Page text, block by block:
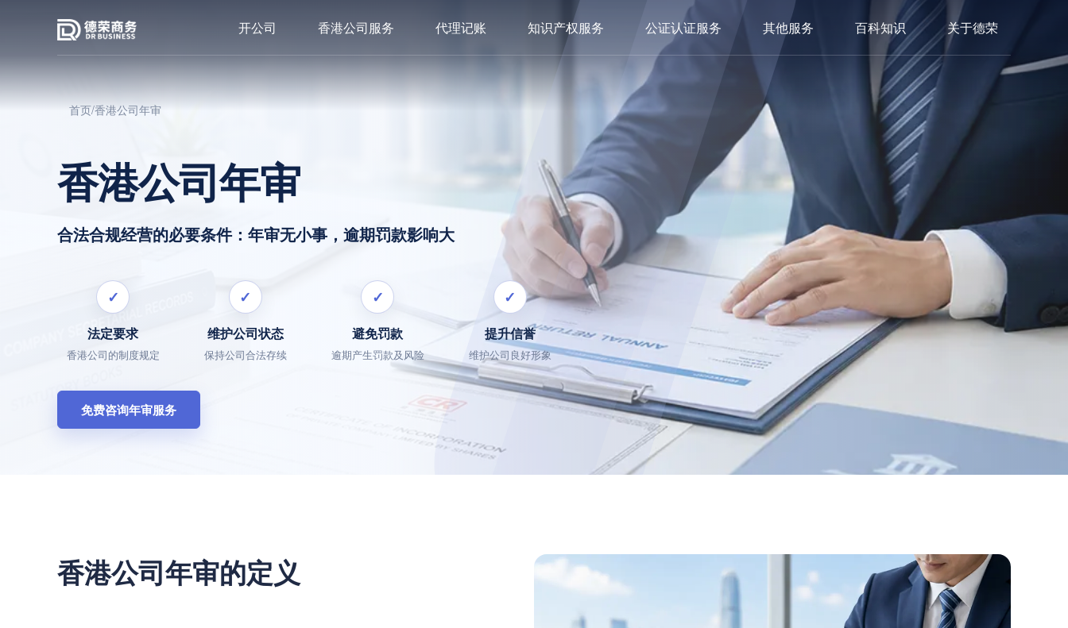
开公司 香港公司服务 代理记账 知识产权服务 公证认证服务 其他服务 百科知识 关于德荣
首页/香港公司年审
香港公司年审
合法合规经营的必要条件：年审无小事，逾期罚款影响大
✓
法定要求
香港公司的制度规定
✓
维护公司状态
保持公司合法存续
✓
避免罚款
逾期产生罚款及风险
✓
提升信誉
维护公司良好形象
免费咨询年审服务
香港公司年审的定义